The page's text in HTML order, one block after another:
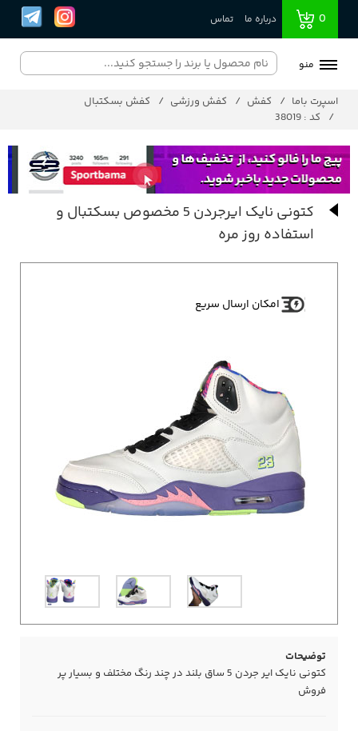
0 درباره ما تماس
منو
اسپرت باما کفش کفش ورزشی
کفش بسکتبال
کد : 38019
کتونی نایک ایرجردن 5 مخصوص بسکتبال و
استفاده روز مره
امکان ارسال سریع
توضیحات
کتونی نایک ایر جردن 5 ساق بلند در چند رنگ مختلف و بسیار پر
فروش